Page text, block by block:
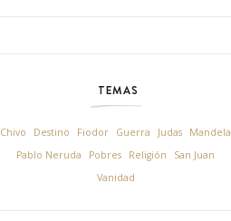
TEMAS
Chivo Destino Fiodor Guerra Judas
Mandela
Pablo Neruda
Pobres Religión
San Juan
Vanidad